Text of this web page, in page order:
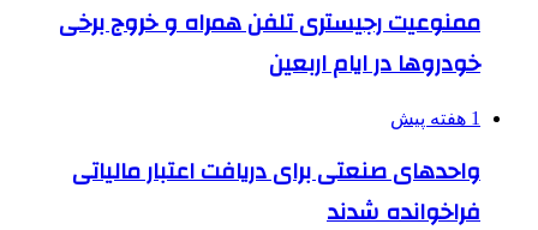
ممنوعیت رجیستری تلفن همراه و خروج برخی
خودروها در ایام اربعین
1 هفته پیش
واحدهای صنعتی برای دریافت اعتبار مالیاتی
فراخوانده شدند